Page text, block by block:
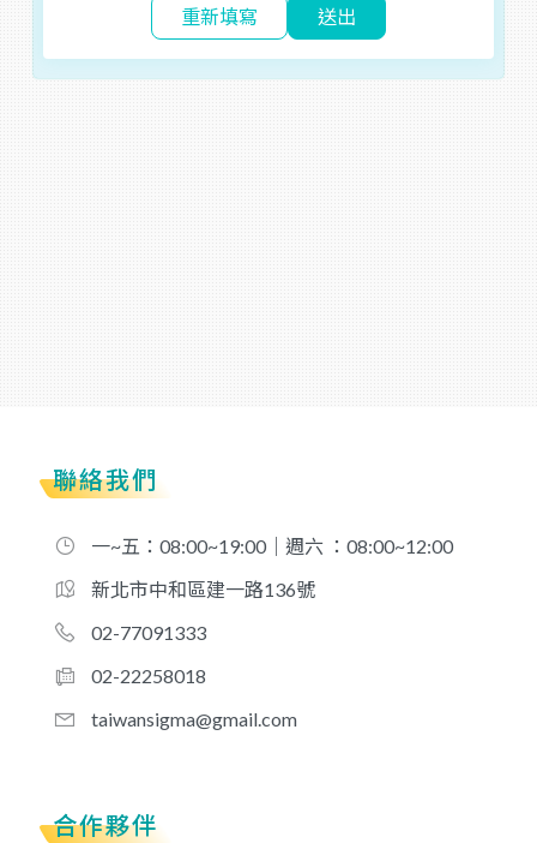
重新填寫 送出
聯絡我們
一~五：08:00~19:00｜週六 ：08:00~12:00
新北市中和區建一路136號
02-77091333
02-22258018
taiwansigma@gmail.com
合作夥伴